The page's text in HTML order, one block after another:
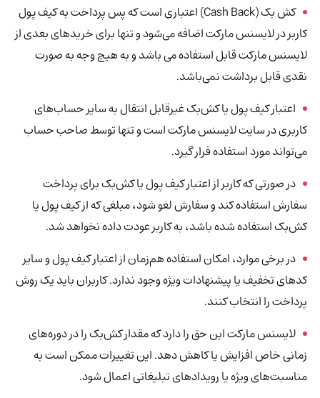
کش بک (Cash Back) اعتباری است که پس پرداخت به کیف پول
کاربر در لایسنس مارکت اضافه می‌شود و تنها برای خریدهای بعدی از
لایسنس مارکتقابل استفاده می باشد و به هیچ وجه به صورت
نقدی قابل برداشت نمی‌باشد.
اعتبار کیف پول یا کش‌بک غیرقابل انتقال به سایر حساب‌های
کاربری در سایت لایسنس مارکت است و تنها توسط صاحب حساب
می‌تواند مورد استفاده قرار گیرد.
در صورتی که کاربر از اعتبار کیف پول یا کش‌بک برای پرداخت
سفارش استفاده کند و سفارش لغو شود، مبلغی که از کیف پول یا
کش‌بک استفاده شده باشد، به کاربر عودتداده نخواهد شد.
در برخی موارد، امکان استفاده هم‌زمان از اعتبار کیف پول و سایر
کدهای تخفیف یا پیشنهادات ویژه وجود ندارد. کاربران باید یک روش
پرداخترا انتخاب کنند.
لایسنس مارکت این حق را داردکه مقدار کش‌بک را در دوره‌های
زمانی خاص افزایش یا کاهش دهد. این تغییرات ممکن است به
مناسبت‌های ویژه یا رویدادهای تبلیغاتی اعمال شود.